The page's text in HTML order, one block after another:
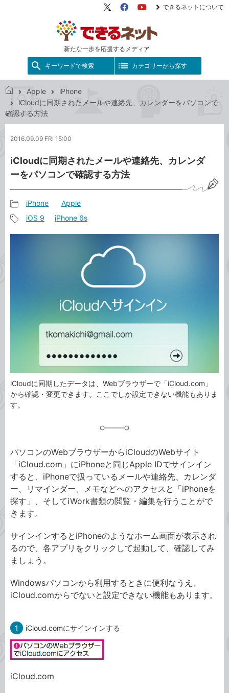
新たな一歩を応援するメディア
X（旧
FacebookYouTube
できるネットについて
キーワードで検索 カテゴリーから探す
で
き
ッ
Apple
iPhone
iCloudに同期されたメールや連絡先、カレンダーをパソコンで
確認する方法
2016.09.09 FRI 15:00
iCloudに同期されたメールや連絡先、カレンダ
ーをパソコンで確認する方法
事
カ
iPhone Apple
iOS 9 iPhone 6s
iCloudに同期したデータは、Webブラウザーで「iCloud.com」
から確認・変更できます。ここでしか設定できない機能もありま
す。
パソコンのWebブラウザーからiCloudのWebサイト
「iCloud.com」にiPhoneと同じApple IDでサインイン
すると、iPhoneで扱っているメールや連絡先、カレンダ
ー、リマインダー、メモなどへのアクセスと「iPhoneを
探す」、そしてiWork書類の閲覧・編集を行うことがで
きます。
サインインするとiPhoneのようなホーム画面が表示され
るので、各アプリをクリックして起動して、確認してみ
ましょう。
Windowsパソコンから利用するときに便利なうえ、
iCloud.comからでないと設定できない機能もあります。
1 iCloud.comにサインインする
iCloud.com